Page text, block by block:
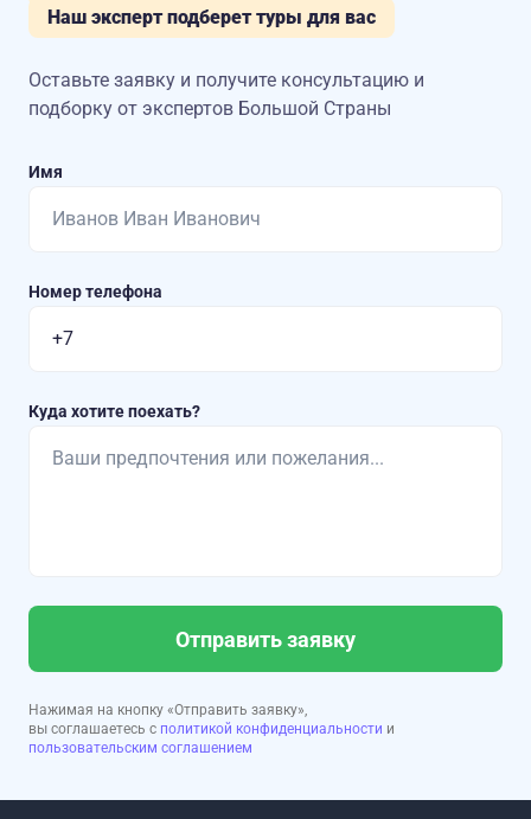
Наш эксперт подберет туры для вас
Оставьте заявку и получите консультацию и
подборку от экспертов Большой Страны
Имя
Номер телефона
Куда хотите поехать?
Отправить заявку
Нажимая на кнопку «Отправить заявку»,
вы соглашаетесь с политикой конфиденциальности и
пользовательским соглашением